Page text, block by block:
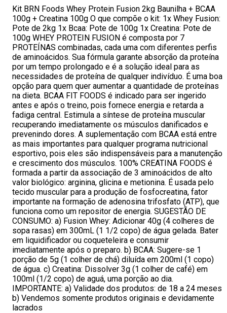
Kit BRN Foods Whey Protein Fusion 2kg Baunilha + BCAA
100g + Creatina 100g O que compõe o kit: 1x Whey Fusion:
Pote de 2kg 1x Bcaa: Pote de 100g 1x Creatina: Pote de
100g WHEY PROTEIN FUSION é composta por 7
PROTEÍNAS combinadas, cada uma com diferentes perfis
de aminoácidos. Sua fórmula garante absorção da proteína
por um tempo prolongado e é a solução ideal para as
necessidades de proteína de qualquer indivíduo. É uma boa
opção para quem quer aumentar a quantidade de proteínas
na dieta. BCAA FIT FOODS é indicado para ser ingerido
antes e após o treino, pois fornece energia e retarda a
fadiga central. Estimula a síntese de proteína muscular
recuperando imediatamente os músculos danificados e
prevenindo dores. A suplementação com BCAA está entre
as mais importantes para qualquer programa nutricional
esportivo, pois eles são indispensáveis para a manutenção
e crescimento dos músculos. 100% CREATINA FOODS é
formada a partir da associação de 3 aminoácidos de alto
valor biológico: arginina, glicina e metionina. É usada pelo
tecido muscular para a produção de fosfocreatina, fator
importante na formação de adenosina trifosfato (ATP), que
funciona como um repositor de energia. SUGESTÃO DE
CONSUMO: a) Fusion Whey: Adicionar 40g (4 colheres de
sopa rasas) em 300mL (1 1/2 copo) de água gelada. Bater
em liquidificador ou coqueteleira e consumir
imediatamente após o preparo. b) BCAA: Sugere-se 1
porção de 5g (1 colher de chá) diluída em 200ml (1 copo)
de água. c) Creatina: Dissolver 3g (1 colher de café) em
100ml (1/2 copo) de aguá, uma porção ao dia.
IMPORTANTE: a) Validade dos produtos: de 18 a 24 meses
b) Vendemos somente produtos originais e devidamente
lacrados